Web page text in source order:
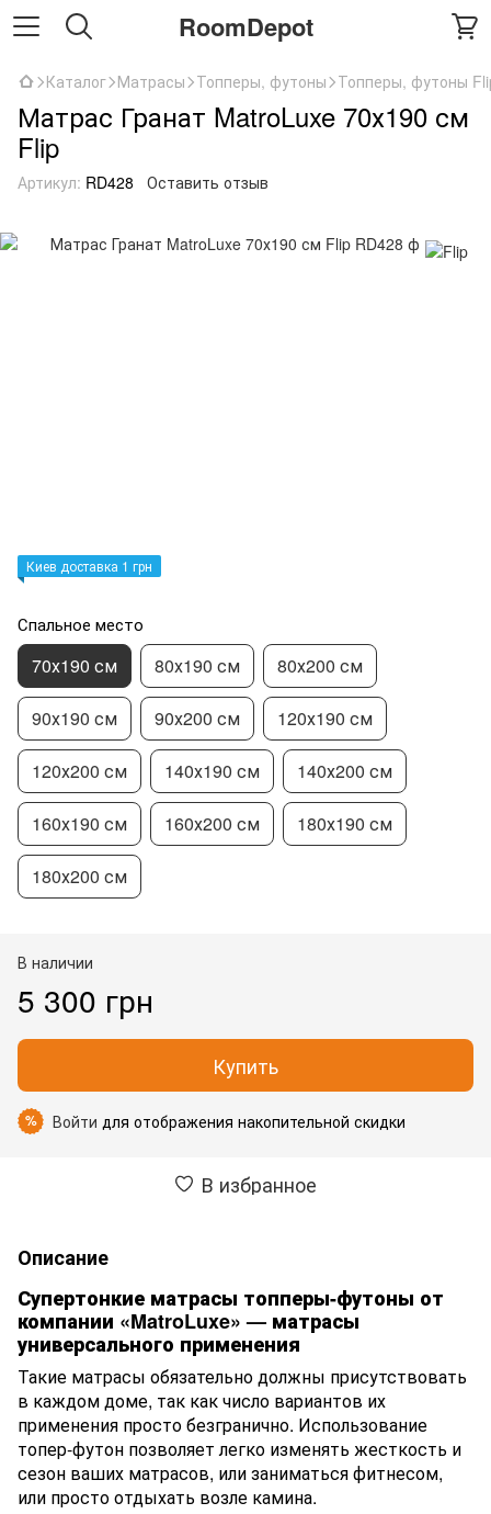
RoomDepot
Каталог Матрасы Топперы, футоны Топперы, футоны
Матрас Гранат MatroLuxe 70х190 см
Flip
Артикул: RD428 Оставить отзыв
Киев доставка 1 грн
Спальное место
70х190 см 80х190 см 80х200 см
90х190 см 90х200 см 120х190 см
120х200 см 140х190 см 140х200 см
160х190 см 160х200 см 180х190 см
180х200 см
В наличии
5 300 грн
Купить
% Войти для отображения накопительной скидки
В избранное
Описание
Супертонкие матрасы топперы-футоны от
компании «MatroLuxe» — матрасы
универсального применения
Такие матрасы обязательно должны присутствовать
в каждом доме, так как число вариантов их
применения просто безгранично. Использование
топер-футон позволяет легко изменять жесткость и
сезон ваших матрасов, или заниматься фитнесом,
или просто отдыхать возле камина.